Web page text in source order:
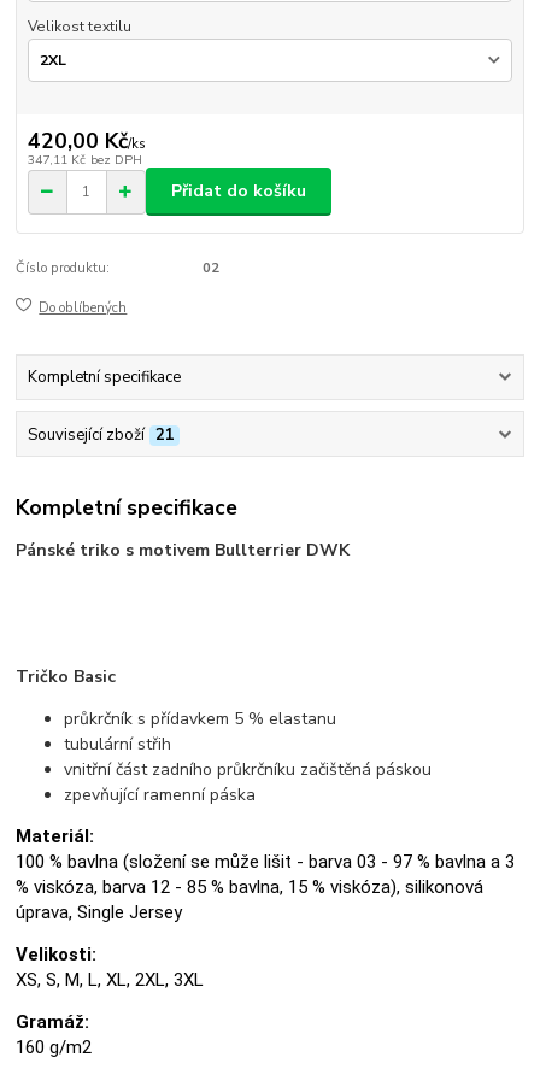
Velikost textilu
420,00 Kč/ks
347,11 Kč bez DPH
Přidat do košíku
Číslo produktu: 02
Do oblíbených
Kompletní specifikace
Související zboží 21
Kompletní specifikace
Pánské triko s motivem Bullterrier DWK
Tričko Basic
průkrčník s přídavkem 5 % elastanu
tubulární střih
vnitřní část zadního průkrčníku začištěná páskou
zpevňující ramenní páska
Materiál:
100 % bavlna (složení se může lišit - barva 03 - 97 % bavlna a 3
% viskóza, barva 12 - 85 % bavlna, 15 % viskóza), silikonová
úprava, Single Jersey
Velikosti:
XS, S, M, L, XL, 2XL, 3XL
Gramáž:
160 g/m2